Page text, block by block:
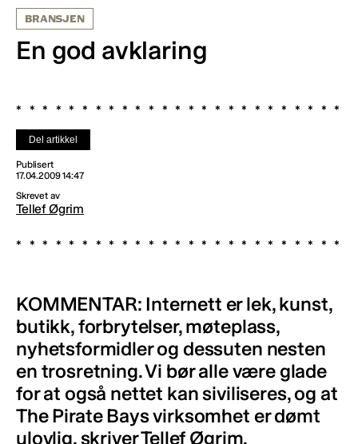
BRANSJEN
En god avklaring
Del artikkel
Publisert
17.04.2009 14:47
Skrevet av
Tellef Øgrim
KOMMENTAR: Internett er lek, kunst,
butikk, forbrytelser, møteplass,
nyhetsformidler og dessuten nesten
en trosretning. Vi bør alle være glade
for at også nettet kan siviliseres, og at
The Pirate Bays virksomhet er dømt
ulovlig, skriver Tellef Øgrim.